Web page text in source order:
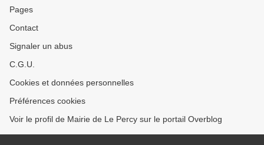
Pages
Contact
Signaler un abus
C.G.U.
Cookies et données personnelles
Préférences cookies
Voir le profil de Mairie de Le Percy sur le portail Overblog